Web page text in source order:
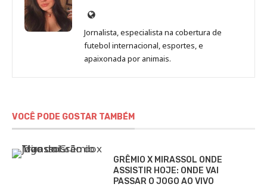
Site
de
Beatriz
Fabbri
Jornalista, especialista na cobertura de
futebol internacional, esportes, e
apaixonada por animais.
VOCÊ PODE GOSTAR TAMBÉM
GRÊMIO X MIRASSOL ONDE
ASSISTIR HOJE: ONDE VAI
PASSAR O JOGO AO VIVO